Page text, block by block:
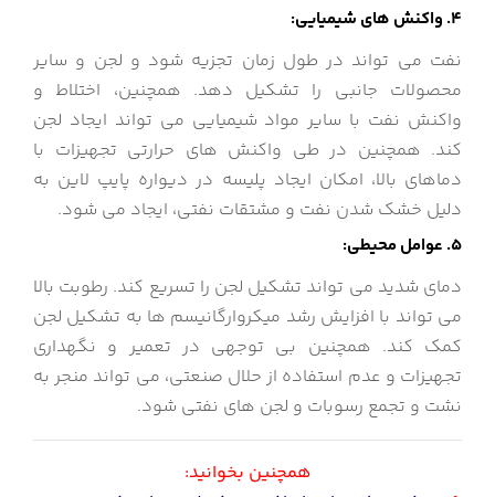
4. واکنش های شیمیایی:
نفت می تواند در طول زمان تجزیه شود و لجن و سایر
محصولات جانبی را تشکیل دهد. همچنین، اختلاط و
واکنش نفت با سایر مواد شیمیایی می تواند ایجاد لجن
کند. همچنین در طی واکنش های حرارتی تجهیزات با
دماهای بالا، امکان ایجاد پلیسه در دیواره پایپ لاین به
دلیل خشک شدن نفت و مشتقات نفتی، ایجاد می شود.
5. عوامل محیطی:
دمای شدید می تواند تشکیل لجن را تسریع کند. رطوبت بالا
می تواند با افزایش رشد میکروارگانیسم ها به تشکیل لجن
کمک کند. همچنین بی توجهی در تعمیر و نگهداری
تجهیزات و عدم استفاده از حلال صنعتی، می تواند منجر به
نشت و تجمع رسوبات و لجن های نفتی شود.
همچنین بخوانید: